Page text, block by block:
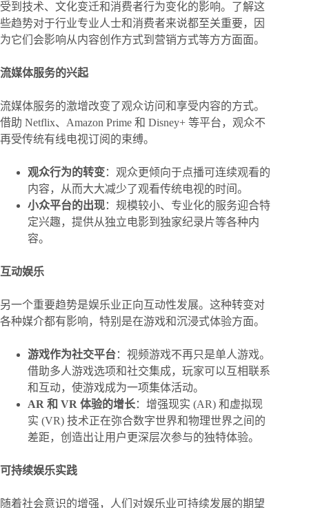
受到技术、文化变迁和消费者行为变化的影响。了解这
些趋势对于行业专业人士和消费者来说都至关重要，因
为它们会影响从内容创作方式到营销方式等方方面面。
流媒体服务的兴起
流媒体服务的激增改变了观众访问和享受内容的方式。
借助 Netflix、Amazon Prime 和 Disney+ 等平台，观众不
再受传统有线电视订阅的束缚。
观众行为的转变：观众更倾向于点播可连续观看的
内容，从而大大减少了观看传统电视的时间。
小众平台的出现：规模较小、专业化的服务迎合特
定兴趣，提供从独立电影到独家纪录片等各种内
容。
互动娱乐
另一个重要趋势是娱乐业正向互动性发展。这种转变对
各种媒介都有影响，特别是在游戏和沉浸式体验方面。
游戏作为社交平台：视频游戏不再只是单人游戏。
借助多人游戏选项和社交集成，玩家可以互相联系
和互动，使游戏成为一项集体活动。
AR 和 VR 体验的增长：增强现实 (AR) 和虚拟现
实 (VR) 技术正在弥合数字世界和物理世界之间的
差距，创造出让用户更深层次参与的独特体验。
可持续娱乐实践
随着社会意识的增强，人们对娱乐业可持续发展的期望